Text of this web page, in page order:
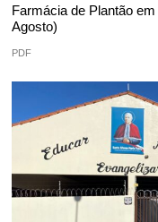
Farmácia de Plantão
Agosto)
PDF